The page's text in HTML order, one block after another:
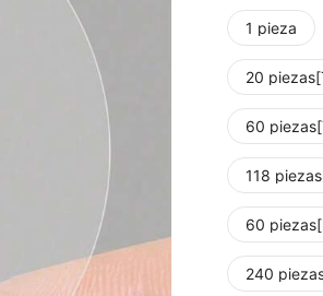
1 pieza
20
60
118
60
240